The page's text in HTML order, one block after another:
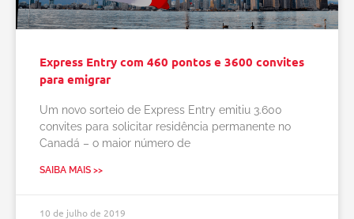
Express Entry com 460 pontos e 3600 convites
para emigrar
Um novo sorteio de Express Entry emitiu 3.600
convites para solicitar residência permanente no
Canadá – o maior número de
SAIBA MAIS >>
10 de julho de 2019